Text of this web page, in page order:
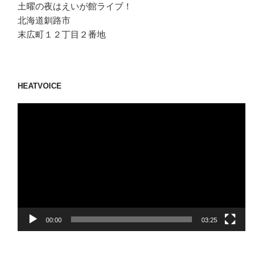
土曜の夜はえいが館ライブ！
北海道釧路市
末広町１２丁目２番地
HEATVOICE
00:00 03:25